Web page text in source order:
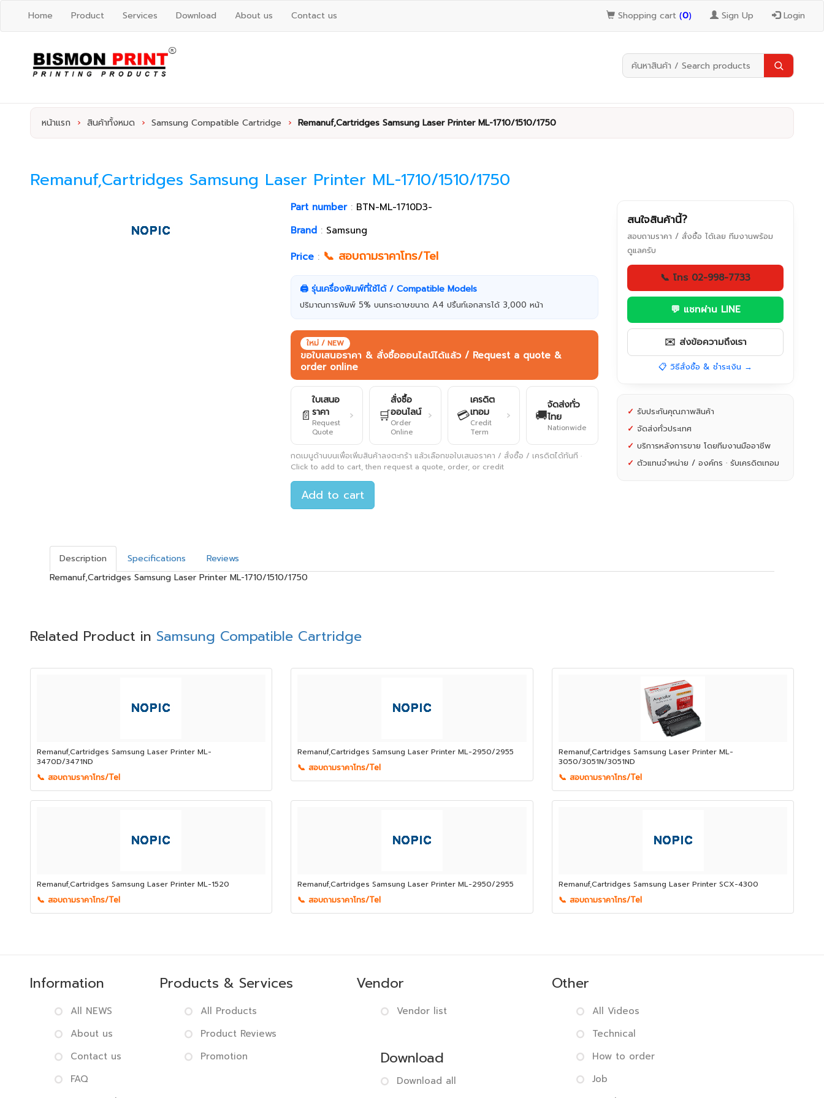
Home Product Services Download About us Contact us Shopping cart (0) Sign Up Login
หน้าแรก › สินค้าทั้งหมด › Samsung Compatible Cartridge › Remanuf,Cartridges Samsung Laser Printer ML-1710/1510/1750
Remanuf,Cartridges Samsung Laser Printer ML-1710/1510/1750
Part number: BTN-ML-1710D3-
Brand : Samsung
Price : 📞 สอบถามราคาโทร/Tel
🖨️ รุ่นเครื่องพิมพ์ที่ใช้ได้ / Compatible Models
ปริมาณการพิมพ์ 5% บนกระดาษขนาด A4 ปริ้นท์เอกสารได้ 3,000 หน้า
ใหม่ / NEW
ขอใบเสนอราคา & สั่งซื้อออนไลน์ได้แล้ว / Request a quote &
order online
📄
ใบเสนอ
ราคา
Request
Quote
› 🛒
สั่งซื้อ
ออนไลน์
Order
Online
› 💳
เครดิต
เทอม
Credit
Term
› 🚚
จัดส่งทั่ว
ไทย
Nationwide
กดเมนูด้านบนเพื่อเพิ่มสินค้าลงตะกร้า แล้วเลือกขอใบเสนอราคา / สั่งซื้อ / เครดิตได้ทันที ·
Click to add to cart, then request a quote, order, or credit
Add to cart
สนใจสินค้านี้?
สอบถามราคา / สั่งซื้อ ได้เลย ทีมงานพร้อม
ดูแลครับ
📞 โทร 02-998-7733
💬 แชทผ่าน LINE
✉️ ส่งข้อความถึงเรา
📋 วิธีสั่งซื้อ & ชำระเงิน →
✓ รับประกันคุณภาพสินค้า
✓ จัดส่งทั่วประเทศ
✓ บริการหลังการขาย โดยทีมงานมืออาชีพ
✓ ตัวแทนจำหน่าย / องค์กร · รับเครดิตเทอม
Description Specifications
Reviews
Remanuf,Cartridges Samsung Laser Printer ML-1710/1510/1750
Related Product in Samsung Compatible Cartridge
Remanuf,Cartridges Samsung Laser Printer ML-
3470D/3471ND
📞 สอบถามราคาโทร/Tel
Remanuf,Cartridges Samsung Laser Printer ML-2950/2955
📞 สอบถามราคาโทร/Tel
Remanuf,Cartridges Samsung Laser Printer ML-
3050/3051N/3051ND
📞 สอบถามราคาโทร/Tel
Remanuf,Cartridges Samsung Laser Printer ML-1520
📞 สอบถามราคาโทร/Tel
Remanuf,Cartridges Samsung Laser Printer ML-2950/2955
📞 สอบถามราคาโทร/Tel
Remanuf,Cartridges Samsung Laser Printer SCX-4300
📞 สอบถามราคาโทร/Tel
Information
All NEWS
About us
Contact us
FAQ
Products & Services
All Products
Product Reviews
Promotion
Vendor
Vendor list
Download
Download all
Other
All Videos
Technical
How to order
Job